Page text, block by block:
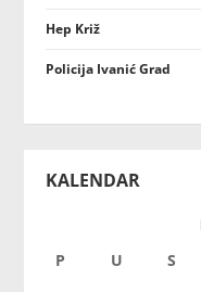
Hep Križ
Policija Ivanić Grad
KALENDAR
P U S